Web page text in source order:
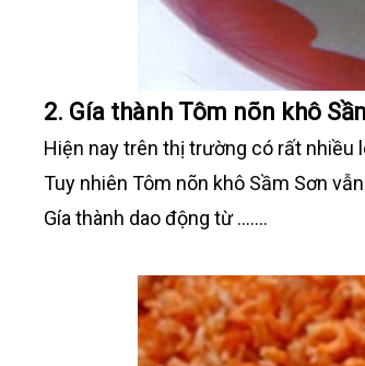
2. Gía thành Tôm nõn khô
Hiện nay trên thị trường có rất nhiều
Tuy nhiên Tôm nõn khô Sầm Sơn
Gía thành dao động từ .......